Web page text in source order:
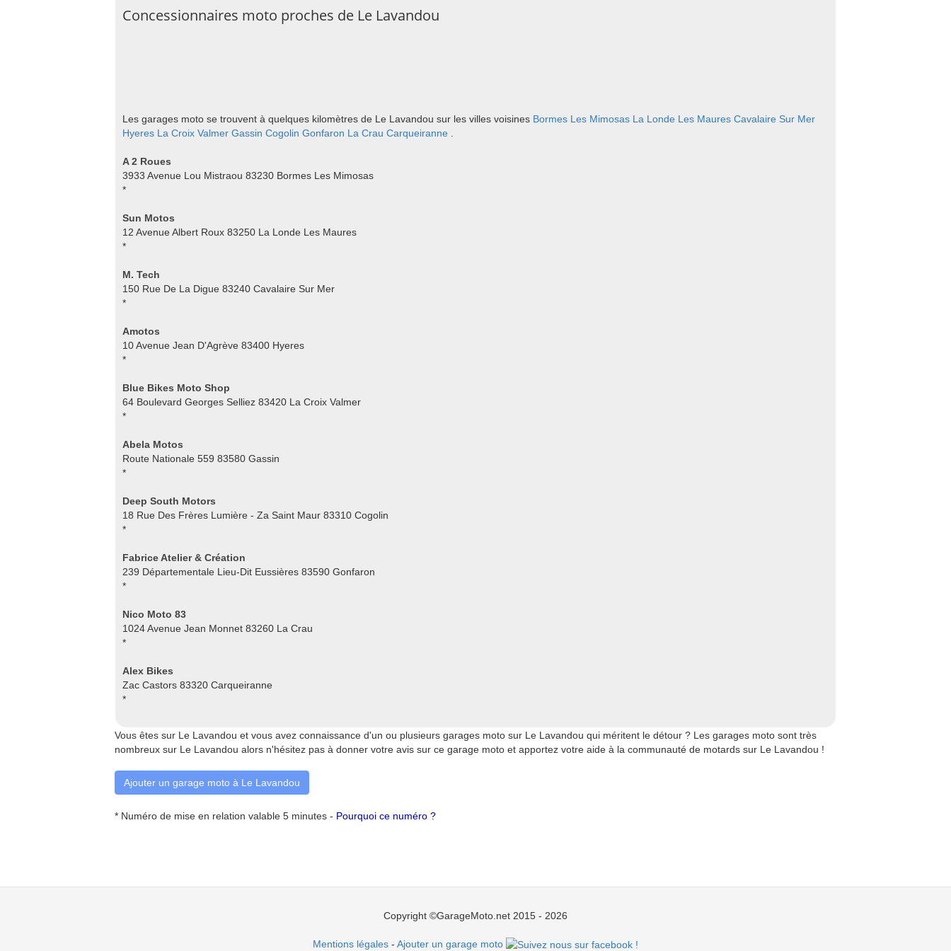
Concessionnaires moto proches de Le Lavandou
Les garages moto se trouvent à quelques kilomètres de Le Lavandou sur les villes voisines Bormes Les Mimosas La Londe Les Maures Cavalaire Sur Mer
Hyeres La Croix Valmer Gassin Cogolin Gonfaron La Crau Carqueiranne
A 2 Roues
3933 Avenue Lou Mistraou 83230 Bormes Les Mimosas
*
Sun Motos
12 Avenue Albert Roux 83250 La Londe Les Maures
*
M. Tech
150 Rue De La Digue 83240 Cavalaire Sur Mer
*
Amotos
10 Avenue Jean D'Agrève 83400 Hyeres
*
Blue Bikes Moto Shop
64 Boulevard Georges Selliez 83420 La Croix Valmer
*
Abela Motos
Route Nationale 559 83580 Gassin
*
Deep South Motors
18 Rue Des Frères Lumière - Za Saint Maur 83310 Cogolin
*
Fabrice Atelier & Création
239 Départementale Lieu-Dit Eussières 83590 Gonfaron
*
Nico Moto 83
1024 Avenue Jean Monnet 83260 La Crau
*
Alex Bikes
Zac Castors 83320 Carqueiranne
*
Vous êtes sur Le Lavandou et vous avez connaissance d'un ou plusieurs garages moto sur Le Lavandou qui méritent le détour ? Les garages moto sont très
nombreux sur Le Lavandou alors n'hésitez pas à donner votre avis sur ce garage moto et apportez votre aide à la communauté de motards sur Le Lavandou !
Ajouter un garage moto à Le Lavandou
* Numéro de mise en relation valable 5 minutes - Pourquoi ce numéro ?
Copyright ©GarageMoto.net 2015 - 2026
Mentions légales - Ajouter un garage moto